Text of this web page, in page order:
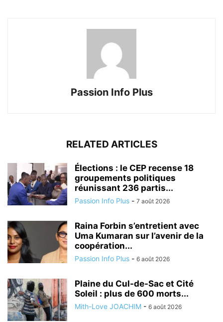
Passion Info Plus
RELATED ARTICLES
Élections : le CEP recense 18
groupements politiques
réunissant 236 partis...
Passion Info Plus - 7 août 2026
Raina Forbin s’entretient avec
Uma Kumaran sur l’avenir de la
coopération...
Passion Info Plus - 6 août 2026
Plaine du Cul-de-Sac et Cité
Soleil : plus de 600 morts...
Mith-Love JOACHIM - 6 août 2026